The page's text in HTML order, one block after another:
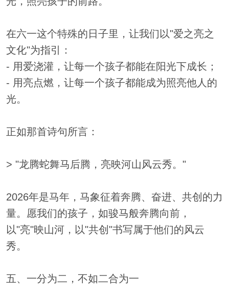
在六一这个特殊的日子里，让我们以"爱之亮之
文化"为指引：
- 用爱浇灌，让每一个孩子都能在阳光下成长；
- 用亮点燃，让每一个孩子都能成为照亮他人的
光。
正如那首诗句所言：
> "龙腾蛇舞马后腾，亮映河山风云秀。"
2026年是马年，马象征着奔腾、奋进、共创的力
量。愿我们的孩子，如骏马般奔腾向前，
以"亮"映山河，以"共创"书写属于他们的风云
秀。
五、一分为二，不如二合为一